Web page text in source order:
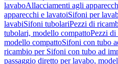
lavaboAllacciamenti agli
apparecchi e lavatoiSifoni per
lavabiSifoni tubolariPezzi di
tubolari, modello compattoPezzi
modello compattoSifoni con tubo
ricambio per Sifoni con tubo ad
passaggio diretto per lavabo,